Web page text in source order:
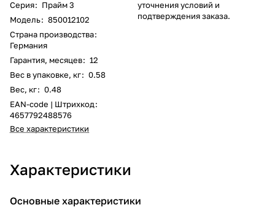
Серия: Прайм 3
Модель: 850012102
Страна производства:
Германия
Гарантия, месяцев: 12
Вес в упаковке, кг: 0.58
Вес, кг: 0.48
EAN-code | Штрихкод:
4657792488576
Все характеристики
уточнения условий и
подтверждения заказа.
Характеристики
Основные характеристики